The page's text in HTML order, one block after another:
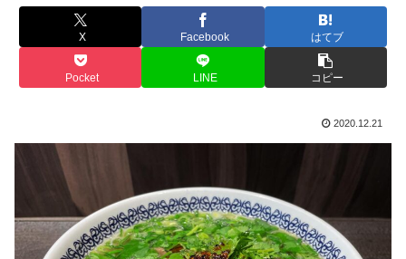
X Facebook はてブ
Pocket LINE コピー
2020.12.21